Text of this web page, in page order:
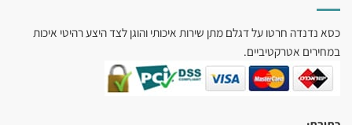
כסא נדנדה חרטו על דגלם מתן שירות איכותי והוגן לצד היצע רהיטי איכות
במחירים אטרקטיביים.